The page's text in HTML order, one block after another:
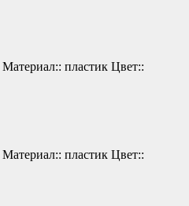
Материал:: пластик Цвет::
Материал:: пластик Цвет::